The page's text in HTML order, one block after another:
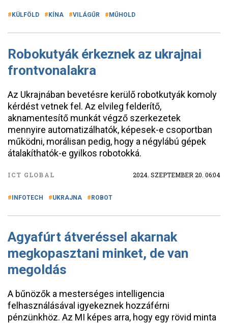
KÜLFÖLD KÍNA VILÁGŰR MŰHOLD
Robokutyák érkeznek az ukrajnai
frontvonalakra
Az Ukrajnában bevetésre kerülő robotkutyák komoly
kérdést vetnek fel. Az elvileg felderítő,
aknamentesítő munkát végző szerkezetek
mennyire automatizálhatók, képesek-e csoportban
működni, morálisan pedig, hogy a négylábú gépek
átalakíthatók-e gyilkos robotokká.
ICT GLOBAL 2024. SZEPTEMBER 20. 06:04
INFOTECH UKRAJNA ROBOT
Agyafúrt átveréssel akarnak
megkopasztani minket, de van
megoldás
A bűnözők a mesterséges intelligencia
felhasználásával igyekeznek hozzáférni
pénzünkhöz. Az MI képes arra, hogy egy rövid minta